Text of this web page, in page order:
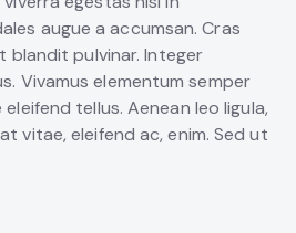
augue a accumsan. Cras
blandit pulvinar. Integer
Vivamus elementum semper
tellus. Aenean leo ligula,
vitae, eleifend ac, enim. Sed ut